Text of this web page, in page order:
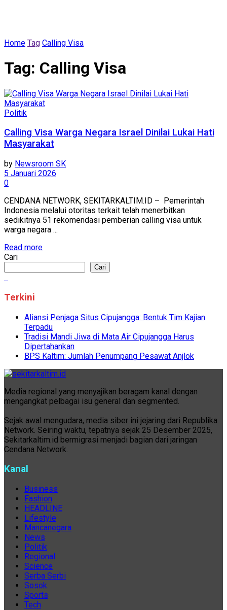
Home Tag Calling Visa
Tag: Calling Visa
Politik
Calling Visa Warga Negara Israel Dinilai Lukai Hati
Masyarakat
by Newsroom SK
5 Januari 2026
0
CENDANA NETWORK, SEKITARKALTIM.ID – Pemerintah
Indonesia melalui otoritas terkait telah menerbitkan
sedikitnya 51 rekomendasi pemberian calling visa untuk
warga negara ...
Read more
Cari
Cari
Terkini
Aliansi Penjaga Situs Cipujangga: Bentuk Tim Kajian
Terpadu
Tradisi Mandi Jiwa di Mata Air Cipujangga Harus
Dipertahankan
BPS Kaltim: Jumlah Penumpang Pesawat Anjlok
Media regional yang menyajikan beragam kanal dengan
mengangkat pelbagai isu general dan segmented.
Sejak awal mengudara, media siber ini jejaring dari Republika
Network. Seiring waktu, tepatnya sejak 25 Desember 2025,
Sekitarkaltim.id bermigrasi menjadi bagian dari jaringan
Cendana Network.
Kanal
Business
Fashion
HEADLINE
Lifestyle
Mancanegara
News
Politik
Regional
Science
Serba Serbi
Sosok
Sports
Tech